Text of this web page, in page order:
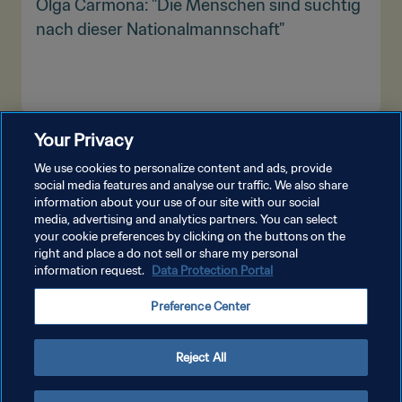
Olga Carmona: "Die Menschen sind süchtig
nach dieser Nationalmannschaft"
DATENSCHUTZ
NUTZUNGSBEDINGUNGEN
COOKIE-EINSTELLUNGEN VERWALTEN
Copyright © 1994 - 2026 FIFA. Alle Rechte vorbehalten.
Your Privacy
We use cookies to personalize content and ads, provide
social media features and analyse our traffic. We also share
information about your use of our site with our social
media, advertising and analytics partners. You can select
your cookie preferences by clicking on the buttons on the
right and place a do not sell or share my personal
information request. Data Protection Portal
Preference Center
Reject All